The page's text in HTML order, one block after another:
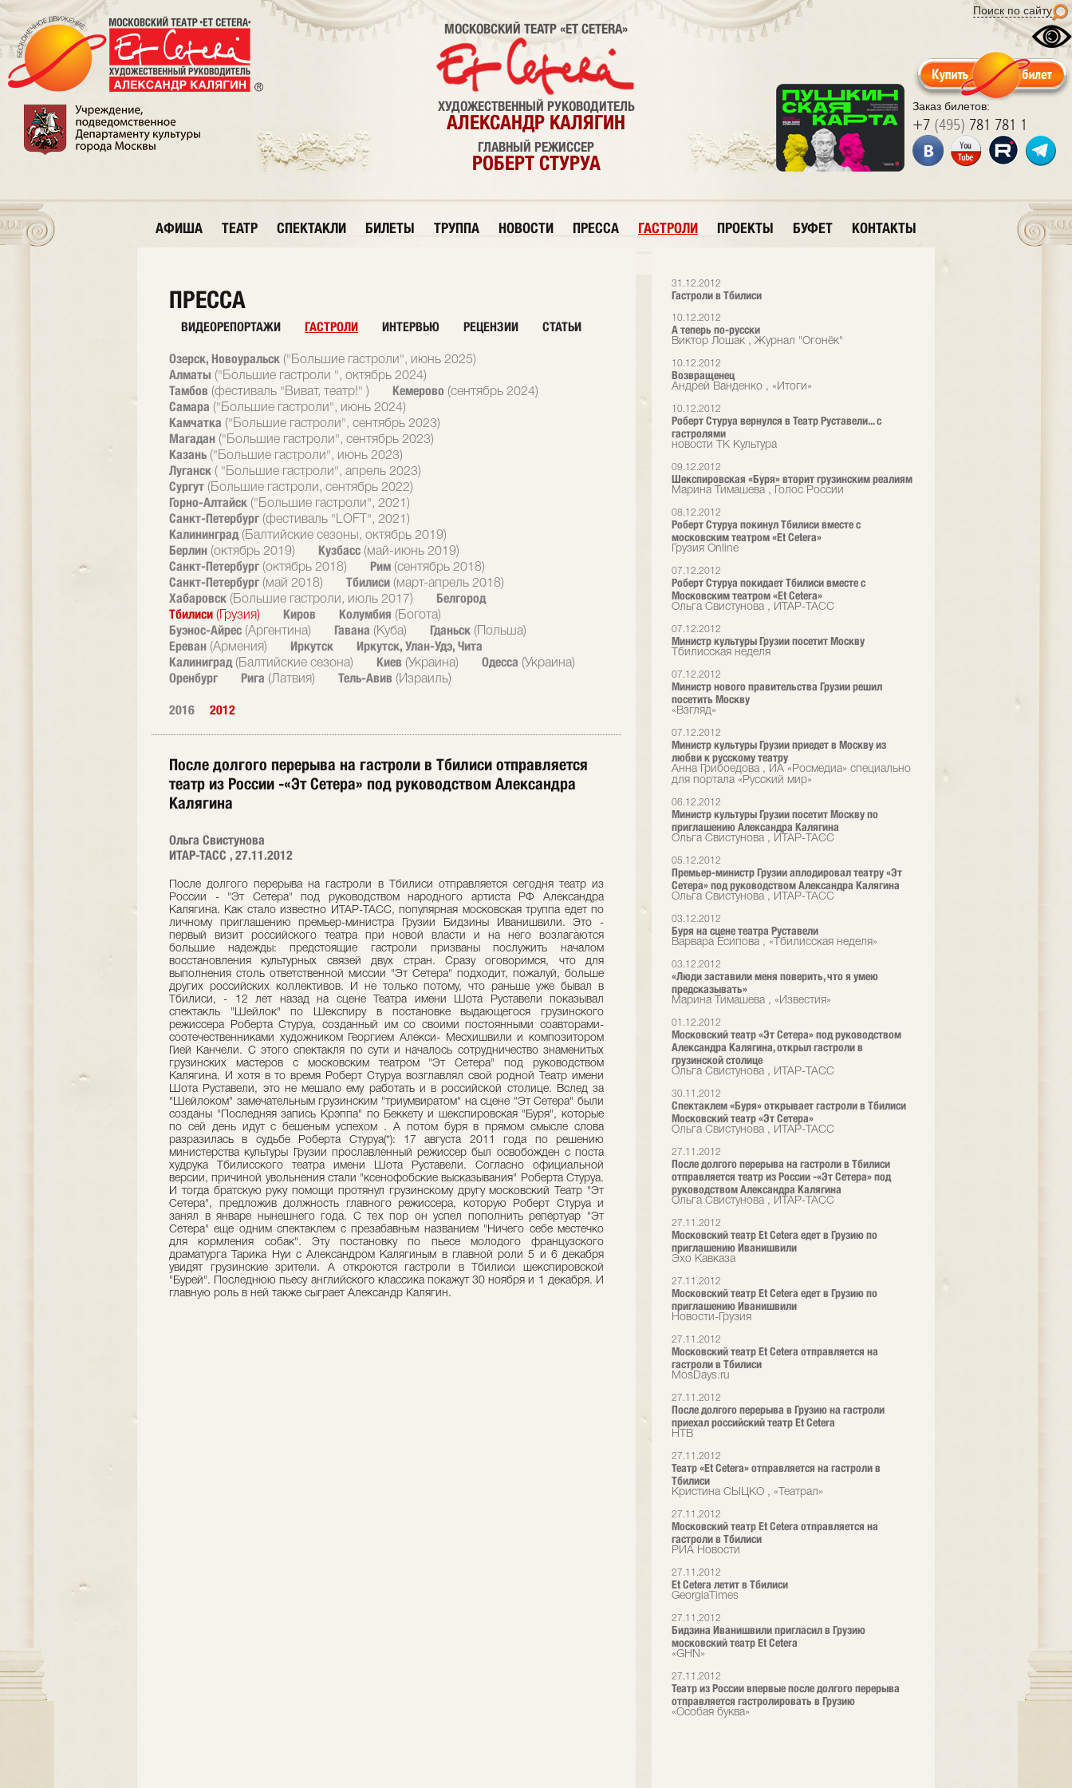
Поиск по сайту
Заказ билетов:
+7 (495) 781 781 1
МОСКОВСКИЙ ТЕАТР «ET CETERA»
ХУДОЖЕСТВЕННЫЙ РУКОВОДИТЕЛЬ
АЛЕКСАНДР КАЛЯГИН
ГЛАВНЫЙ РЕЖИССЕР
РОБЕРТ СТУРУА
АФИША ТЕАТР СПЕКТАКЛИ БИЛЕТЫ ТРУППА НОВОСТИ ПРЕССА ГАСТРОЛИ ПРОЕКТЫ БУФЕТ КОНТАКТЫ
31.12.2012
Гастроли в Тбилиси
10.12.2012
А теперь по-русски
Виктор Лошак , Журнал "Огонёк"
10.12.2012
Возвращенец
Андрей Ванденко , «Итоги»
10.12.2012
Роберт Стуруа вернулся в Театр Руставели... с
гастролями
новости ТК Культура
09.12.2012
Шекспировская «Буря» вторит грузинским реалиям
Марина Тимашева , Голос России
08.12.2012
Роберт Стуруа покинул Тбилиси вместе с
московским театром «Et Cetera»
Грузия Online
07.12.2012
Роберт Стуруа покидает Тбилиси вместе с
Московским театром «Et Cetera»
Ольга Свистунова , ИТАР-ТАСС
07.12.2012
Министр культуры Грузии посетит Москву
Тбилисская неделя
07.12.2012
Министр нового правительства Грузии решил
посетить Москву
«Взгляд»
07.12.2012
Министр культуры Грузии приедет в Москву из
любви к русскому театру
Анна Грибоедова , ИА «Росмедиа» специально
для портала «Русский мир»
06.12.2012
Министр культуры Грузии посетит Москву по
приглашению Александра Калягина
Ольга Свистунова , ИТАР-ТАСС
05.12.2012
Премьер-министр Грузии аплодировал театру «Эт
Сетера» под руководством Александра Калягина
Ольга Свистунова , ИТАР-ТАСС
03.12.2012
Буря на сцене театра Руставели
Варвара Есипова , «Тбилисская неделя»
03.12.2012
«Люди заставили меня поверить, что я умею
предсказывать»
Марина Тимашева , «Известия»
01.12.2012
Московский театр «Эт Сетера» под руководством
Александра Калягина, открыл гастроли в
грузинской столице
Ольга Свистунова , ИТАР-ТАСС
30.11.2012
Спектаклем «Буря» открывает гастроли в Тбилиси
Московский театр «Эт Сетера»
Ольга Свистунова , ИТАР-ТАСС
27.11.2012
После долгого перерыва на гастроли в Тбилиси
отправляется театр из России -«Эт Сетера» под
руководством Александра Калягина
Ольга Свистунова , ИТАР-ТАСС
27.11.2012
Московский театр Et Cetera едет в Грузию по
приглашению Иванишвили
Эхо Кавказа
27.11.2012
Московский театр Et Cetera едет в Грузию по
приглашению Иванишвили
Новости-Грузия
27.11.2012
Московский театр Et Cetera отправляется на
гастроли в Тбилиси
MosDays.ru
27.11.2012
После долгого перерыва в Грузию на гастроли
приехал российский театр Et Cetera
НТВ
27.11.2012
Театр «Et Cetera» отправляется на гастроли в
Тбилиси
Кристина СЫЦКО , «Театрал»
27.11.2012
Московский театр Et Cetera отправляется на
гастроли в Тбилиси
РИА Новости
27.11.2012
Et Cetera летит в Тбилиси
GeorgiaTimes
27.11.2012
Бидзина Иванишвили пригласил в Грузию
московский театр Et Cetera
«GHN»
27.11.2012
Театр из России впервые после долгого перерыва
отправляется гастролировать в Грузию
«Особая буква»
ПРЕССА
ВИДЕОРЕПОРТАЖИ ГАСТРОЛИ ИНТЕРВЬЮ РЕЦЕНЗИИ СТАТЬИ
Озерск, Новоуральск ("Большие гастроли", июнь 2025)
Алматы ("Большие гастроли ", октябрь 2024)
Тамбов (фестиваль "Виват, театр!" ) Кемерово (сентябрь 2024)
Самара ("Большие гастроли", июнь 2024)
Камчатка ("Большие гастроли", сентябрь 2023)
Магадан ("Большие гастроли", сентябрь 2023)
Казань ("Большие гастроли", июнь 2023)
Луганск ( "Большие гастроли", апрель 2023)
Сургут (Большие гастроли, сентябрь 2022)
Горно-Алтайск ("Большие гастроли", 2021)
Санкт-Петербург (фестиваль "LOFT", 2021)
Калининград (Балтийские сезоны, октябрь 2019)
Берлин (октябрь 2019) Кузбасс (май-июнь 2019)
Санкт-Петербург (октябрь 2018) Рим (сентябрь 2018)
Санкт-Петербург (май 2018) Тбилиси (март-апрель 2018)
Хабаровск (Большие гастроли, июль 2017)
Белгород
Тбилиси (Грузия) Киров Колумбия (Богота)
Буэнос-Айрес (Аргентина) Гавана (Куба) Гданьск (Польша)
Ереван (Армения) Иркутск
Иркутск, Улан-Удэ, Чита
Калиниград (Балтийские сезона) Киев (Украина) Одесса (Украина)
Оренбург Рига (Латвия) Тель-Авив (Израиль)
2016 2012
После долгого перерыва на гастроли в Тбилиси отправляется
театр из России -«Эт Сетера» под руководством Александра
Калягина
Ольга Свистунова
ИТАР-ТАСС , 27.11.2012
После долгого перерыва на гастроли в Тбилиси отправляется сегодня театр из
России - "Эт Сетера" под руководством народного артиста РФ Александра
Калягина. Как стало известно ИТАР-ТАСС, популярная московская труппа едет по
личному приглашению премьер-министра Грузии Бидзины Иванишвили. Это -
первый визит российского театра при новой власти и на него возлагаются
большие надежды: предстоящие гастроли призваны послужить началом
восстановления культурных связей двух стран. Сразу оговоримся, что для
выполнения столь ответственной миссии "Эт Сетера" подходит, пожалуй, больше
других российских коллективов. И не только потому, что раньше уже бывал в
Тбилиси, - 12 лет назад на сцене Театра имени Шота Руставели показывал
спектакль "Шейлок" по Шекспиру в постановке выдающегося грузинского
режиссера Роберта Стуруа, созданный им со своими постоянными соавторами-
соотечественниками художником Георгием Алекси- Месхишвили и композитором
Гией Канчели. С этого спектакля по сути и началось сотрудничество знаменитых
грузинских мастеров с московским театром "Эт Сетера" под руководством
Калягина. И хотя в то время Роберт Стуруа возглавлял свой родной Театр имени
Шота Руставели, это не мешало ему работать и в российской столице. Вслед за
"Шейлоком" замечательным грузинским "триумвиратом" на сцене "Эт Сетера" были
созданы "Последняя запись Крэппа" по Беккету и шекспировская "Буря", которые
по сей день идут с бешеным успехом . А потом буря в прямом смысле слова
разразилась в судьбе Роберта Стуруа(*): 17 августа 2011 года по решению
министерства культуры Грузии прославленный режиссер был освобожден с поста
худрука Тбилисского театра имени Шота Руставели. Согласно официальной
версии, причиной увольнения стали "ксенофобские высказывания" Роберта Стуруа.
И тогда братскую руку помощи протянул грузинскому другу московский Театр "Эт
Сетера", предложив должность главного режиссера, которую Роберт Стуруа и
занял в январе нынешнего года. С тех пор он успел пополнить репертуар "Эт
Сетера" еще одним спектаклем с презабавным названием "Ничего себе местечко
для кормления собак". Эту постановку по пьесе молодого французского
драматурга Тарика Нуи с Александром Калягиным в главной роли 5 и 6 декабря
увидят грузинские зрители. А откроются гастроли в Тбилиси шекспировской
"Бурей". Последнюю пьесу английского классика покажут 30 ноября и 1 декабря. И
главную роль в ней также сыграет Александр Калягин.